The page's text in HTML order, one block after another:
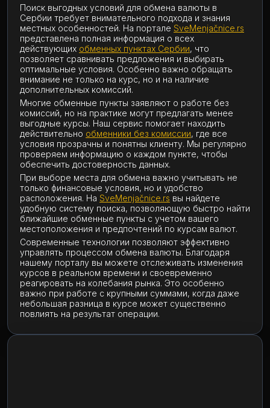
Поиск выгодных условий для обмена валюты в
Сербии требует внимательного подхода и знания
местных особенностей. На портале SveMenjačnice.rs
представлена полная информация о всех
действующих обменных пунктах Сербии, что
позволяет сравнивать предложения и выбирать
оптимальные условия. Особенно важно обращать
внимание не только на курс, но и на наличие
дополнительных комиссий.
Многие обменные пункты заявляют о работе без
комиссий, но на практике могут предлагать менее
выгодные курсы. Наш сервис помогает находить
действительно обменники без комиссии, где все
условия прозрачны и понятны клиенту. Мы регулярно
проверяем информацию о каждом пункте, чтобы
обеспечить достоверность данных.
При выборе места для обмена важно учитывать не
только финансовые условия, но и удобство
расположения. На SveMenjačnice.rs вы найдете
удобную систему поиска, позволяющую быстро найти
ближайшие обменные пункты с учетом вашего
местоположения и предпочтений по курсам валют.
Современные технологии позволяют эффективно
управлять процессом обмена валюты. Благодаря
нашему порталу вы можете отслеживать изменения
курсов в реальном времени и своевременно
реагировать на колебания рынка. Это особенно
важно при работе с крупными суммами, когда даже
небольшая разница в курсе может существенно
повлиять на результат операции.